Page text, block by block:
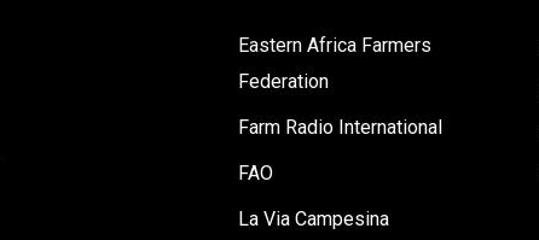
Eastern Africa Farmers
Federation
Farm Radio International
FAO
La Via Campesina